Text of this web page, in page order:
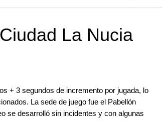
La Nucia
+ 3 segundos de incremento por jugada, lo
La sede de juego fue el Pabellón
se desarrolló sin incidentes y con algunas